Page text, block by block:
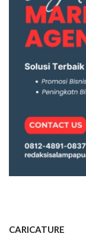
CARICATURE